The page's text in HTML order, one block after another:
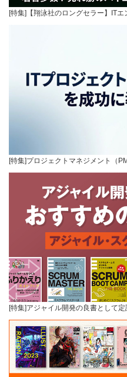
[特集]【翔泳社のロングセラー】IT
[特集]プロジェクトマネジメント（
[特集]アジャイル開発の良書として